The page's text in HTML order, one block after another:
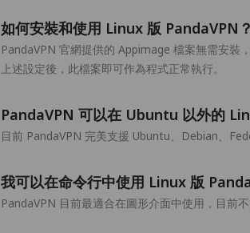
如何安裝和使用 Linux 版 PandaVPN
PandaVPN 官網提供的 Appimage 檔案無需安裝
上述設定後，此檔案即可作為程式正常執行。
PandaVPN 可以在 Ubuntu 以外的
目前 PandaVPN 完美支援 Ubuntu、Debian、
我可以在命令行中使用 Linux 版
PandaVPN 目前最適合在圖形介面中使用，目前